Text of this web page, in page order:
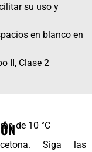
su uso y
en blanco en
II, Clase 2
de 10 °C
Siga las